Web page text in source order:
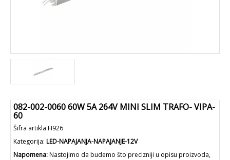
082-002-0060 60W 5A 264V MINI SLIM TRAFO- VIPA-
60
Šifra artikla H926
Kategorija: LED-NAPAJANJA-NAPAJANJE-12V
Napomena:Nastojimo da budemo što precizniji u opisu proizvoda,